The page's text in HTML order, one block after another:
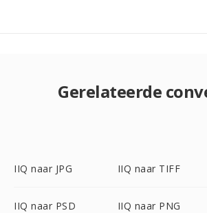
Gerelateerde
IIQ naar JPG IIQ naar TIFF
IIQ naar PSD IIQ naar PNG